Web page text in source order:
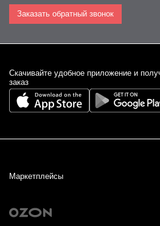
Заказать обратный звонок
Cкачивайте удобное приложение и
заказ
Маркетплейсы